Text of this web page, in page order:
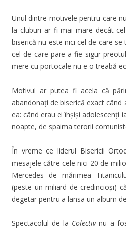
Unul dintre motivele pentru care
la cluburi ar fi mai mare decât
biserică nu este nici cel de care
cel de care pare a fie sigur
mere cu portocale nu e o treabă
Motivul ar putea fi acela că
abandonați de biserică exact
ea: când erau ei înșiși adolescenți
noapte, de spaima terorii
În vreme ce liderul Bisericii
mesajele către cele nici 20 de
Mercedes de mărimea
(peste un miliard de credincioși)
degetar pentru a lansa un album de
Spectacolul de la Colectivnu a